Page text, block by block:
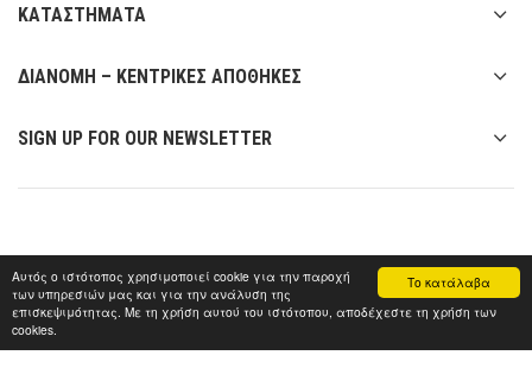
Το κατάλαβα
Αυτός ο ιστότοπος χρησιμοποιεί cookie για την παροχή
των υπηρεσιών μας και για την ανάλυση της
επισκεψιμότητας. Με τη χρήση αυτού του ιστότοπου, αποδέχεστε τη χρήση των
cookies.
ΚΑΤΑΣΤΗΜΑΤΑ
ΔΙΑΝΟΜΗ – ΚΕΝΤΡΙΚΕΣ ΑΠΟΘΗΚΕΣ
SIGN UP FOR OUR NEWSLETTER